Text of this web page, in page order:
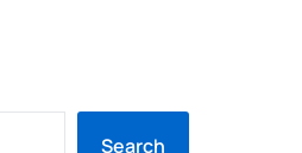
Search